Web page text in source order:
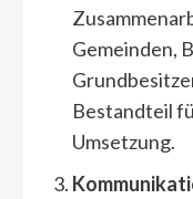
Gemeinden,
Bestandteil
Umsetzung.